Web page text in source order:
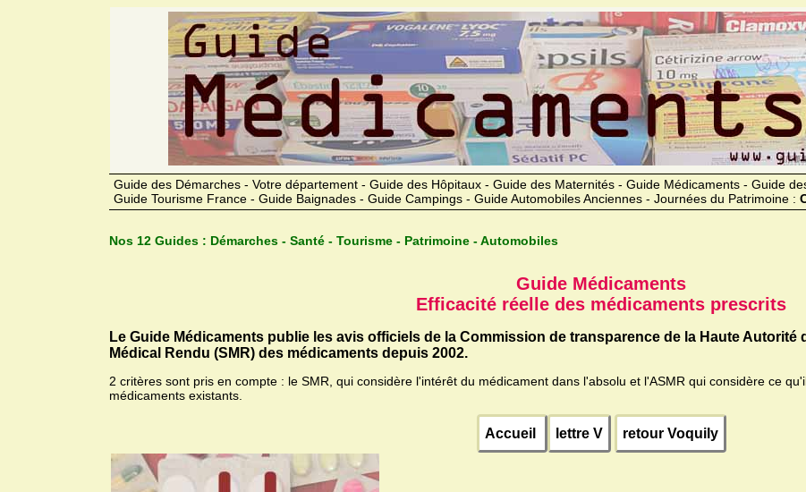
Guide des Démarches - Votre département - Guide des Hôpitaux - Guide des Maternités - Guide Médicaments - Guide
Guide Tourisme France - Guide Baignades - Guide Campings - Guide Automobiles Anciennes - Journées du Patrimoine :
Nos 12 Guides : Démarches - Santé - Tourisme - Patrimoine - Automobiles
Guide Médicaments
Efficacité réelle des médicaments prescrits
Le Guide Médicaments publie les avis officiels de la Commission de transparence de la Haute Autorité
Médical Rendu (SMR) des médicaments depuis 2002.
2 critères sont pris en compte : le SMR, qui considère l'intérêt du médicament dans l'absolu et l'ASMR qui considère ce
médicaments existants.
Accueil lettre V retour Voquily